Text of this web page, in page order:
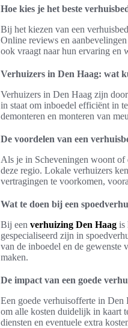
Hoe kies je het beste
Bij het kiezen van een
Online reviews en
ook vraagt naar hun ervaring en
Verhuizers in Den Haag: wat
Verhuizers in Den Haag zijn
in staat om inboedel efficiënt in
demonteren en monteren van
De voordelen van een
Als je in Scheveningen woont of
deze regio. Lokale verhuizers
vertragingen te voorkomen,
Wat te doen bij een
Bij een verhuizing Den Haag is
gespecialiseerd zijn in
van de inboedel en de gewenste
maken.
De impact van een goede
Een goede verhuisofferte in
om alle kosten duidelijk in kaart
diensten en eventuele extra